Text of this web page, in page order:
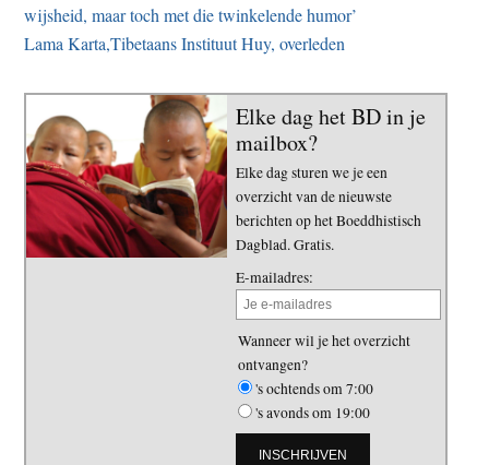
wijsheid, maar toch met die twinkelende humor’
Lama Karta,Tibetaans Instituut Huy, overleden
Elke dag het BD in je
mailbox?
Elke dag sturen we je een
overzicht van de nieuwste
berichten op het Boeddhistisch
Dagblad. Gratis.
E-mailadres:
Wanneer wil je het overzicht
ontvangen?
's ochtends om 7:00
's avonds om 19:00